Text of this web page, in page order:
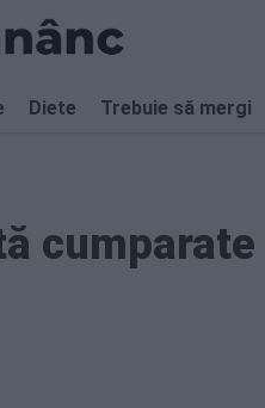
Diete Trebuie să mergi
cumparate